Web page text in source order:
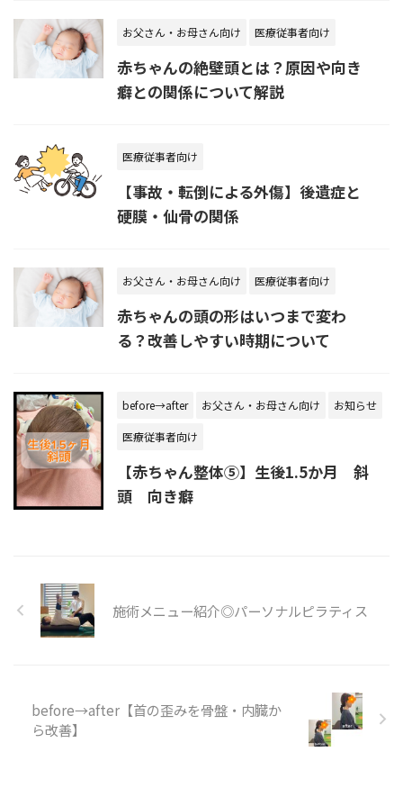
お父さん・お母さん向け 医療従事者向け
赤ちゃんの絶壁頭とは？原因や向き
癖との関係について解説
医療従事者向け
【事故・転倒による外傷】後遺症と
硬膜・仙骨の関係
お父さん・お母さん向け 医療従事者向け
赤ちゃんの頭の形はいつまで変わ
る？改善しやすい時期について
before→after お父さん・お母さん向け お知らせ
医療従事者向け
【赤ちゃん整体⑤】生後1.5か月 斜
頭 向き癖
施術メニュー紹介◎パーソナルピラティス
before→after【首の歪みを骨盤・内臓か
ら改善】